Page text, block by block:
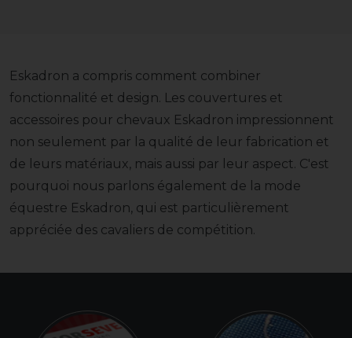
Eskadron a compris comment combiner
fonctionnalité et design. Les couvertures et
accessoires pour chevaux Eskadron impressionnent
non seulement par la qualité de leur fabrication et
de leurs matériaux, mais aussi par leur aspect. C'est
pourquoi nous parlons également de la mode
équestre Eskadron, qui est particulièrement
appréciée des cavaliers de compétition.